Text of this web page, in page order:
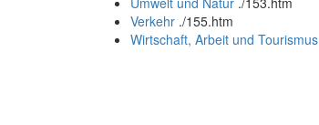
Verkehr ./155.htm
Wirtschaft, Arbeit und Tourismus